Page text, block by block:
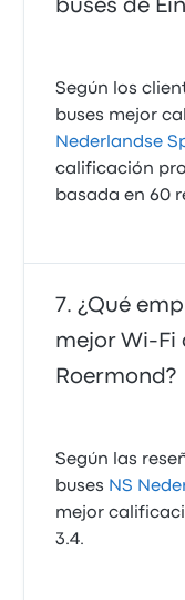
buses de
Según los
buses mejor
Nederlandse
calificación
basada en 60
¿Qué
mejor Wi-Fi
Roermond?
Según las
buses NS
mejor
3.4.